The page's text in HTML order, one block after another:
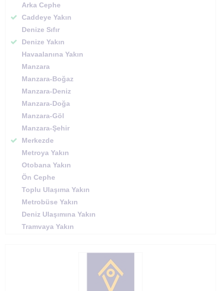
Arka Cephe
Caddeye Yakın
Denize Sıfır
Denize Yakın
Havaalanına Yakın
Manzara
Manzara-Boğaz
Manzara-Deniz
Manzara-Doğa
Manzara-Göl
Manzara-Şehir
Merkezde
Metroya Yakın
Otobana Yakın
Ön Cephe
Toplu Ulaşıma Yakın
Metrobüse Yakın
Deniz Ulaşımına Yakın
Tramvaya Yakın